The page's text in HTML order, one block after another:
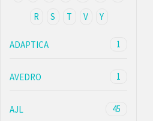
R
S T V Y
ADAPTICA 1
AVEDRO 1
AJL 45